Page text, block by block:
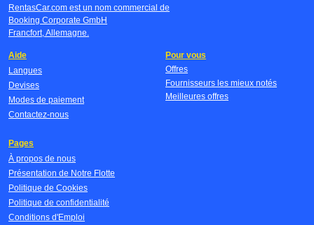
RentasCar.com est un nom commercial de
Booking Corporate GmbH
Francfort, Allemagne.
Aide
Langues
Devises
Modes de paiement
Contactez-nous
Pour vous
Offres
Fournisseurs les mieux notés
Meilleures offres
Pages
À propos de nous
Présentation de Notre Flotte
Politique de Cookies
Politique de confidentialité
Conditions d'Emploi